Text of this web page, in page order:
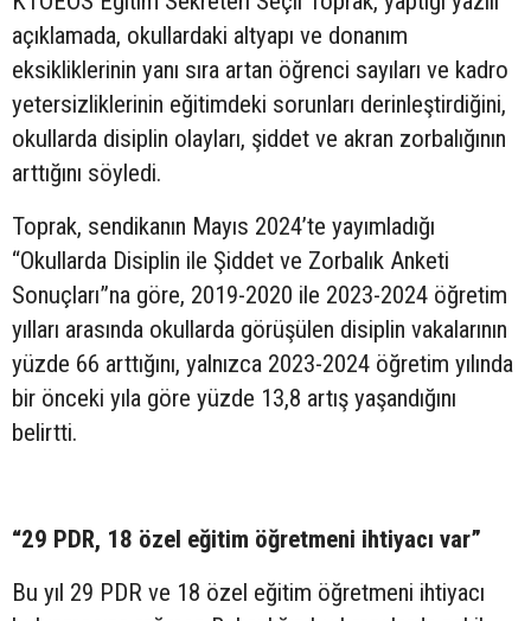
açıklamada, okullardaki altyapı ve donanım
eksikliklerinin yanı sıra artan öğrenci sayıları ve kadro
yetersizliklerinin eğitimdeki sorunları derinleştirdiğini,
okullarda disiplin olayları, şiddet ve akran zorbalığının
arttığını söyledi.
Toprak, sendikanın Mayıs 2024’te yayımladığı
“Okullarda Disiplin ile Şiddet ve Zorbalık Anketi
Sonuçları”na göre, 2019-2020 ile 2023-2024 öğretim
yılları arasında okullarda görüşülen disiplin vakalarının
yüzde 66 arttığını, yalnızca 2023-2024 öğretim yılında
bir önceki yıla göre yüzde 13,8 artış yaşandığını
belirtti.
“29 PDR, 18 özel eğitim öğretmeni ihtiyacı var”
Bu yıl 29 PDR ve 18 özel eğitim öğretmeni ihtiyacı